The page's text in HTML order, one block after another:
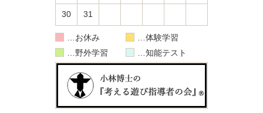
30 31
お休み
体験学習
野外学習
知能テスト